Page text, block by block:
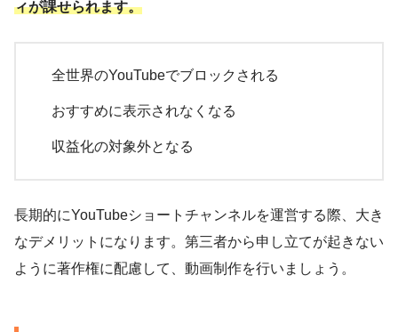
ィが課せられます。
全世界のYouTubeでブロックされる
おすすめに表示されなくなる
収益化の対象外となる
長期的にYouTubeショートチャンネルを運営する際、大き
なデメリットになります。第三者から申し立てが起きない
ように著作権に配慮して、動画制作を行いましょう。